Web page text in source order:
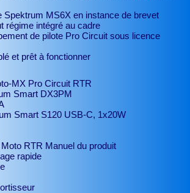
Spektrum MS6X en instance de brevet
régime intégré au cadre
de pilote Pro Circuit sous licence
et prêt à fonctionner
MX Pro Circuit RTR
Smart DX3PM
Smart S120 USB-C, 1x20W
RTR Manuel du produit
rapide